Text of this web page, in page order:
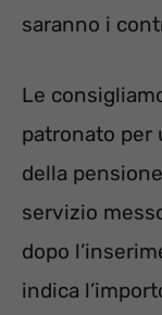
saranno i
Le
patronato per
della
servizio
dopo
indica